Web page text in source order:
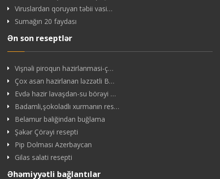
Viruslardan qoruyan təbii vasi…
Sumağın 20 faydası
Ən son reseptlər
Vişnəli piroqun hazirlanmasi-ç…
Çox asan hazirlanan ləzzətli B…
Evdə hazir lavaşdan-su börəyi …
Badamli,şokoladlı xurmanın res…
Belamur baliğindan buğlama
Şəkər Çörəyi resepti
Pip Dolması Azerbaycan
Gilas salati resepti
Əhəmiyyətli bağlantılar